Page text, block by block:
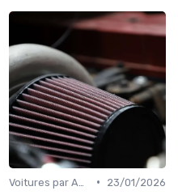
•
23/01/2026